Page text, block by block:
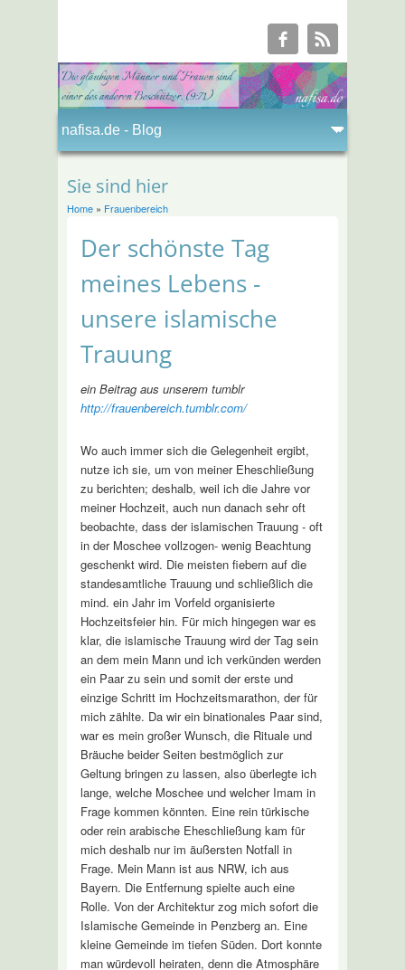
Sie sind hier
Home» Frauenbereich
Der schönste Tag
meines Lebens -
unsere islamische
Trauung
ein Beitrag aus unserem tumblr
http://frauenbereich.tumblr.com/
Wo auch immer sich die Gelegenheit ergibt,
nutze ich sie, um von meiner Eheschließung
zu berichten; deshalb, weil ich die Jahre vor
meiner Hochzeit, auch nun danach sehr oft
beobachte, dass der islamischen Trauung - oft
in der Moschee vollzogen- wenig Beachtung
geschenkt wird. Die meisten fiebern auf die
standesamtliche Trauung und schließlich die
mind. ein Jahr im Vorfeld organisierte
Hochzeitsfeier hin. Für mich hingegen war es
klar, die islamische Trauung wird der Tag sein
an dem mein Mann und ich verkünden werden
ein Paar zu sein und somit der erste und
einzige Schritt im Hochzeitsmarathon, der für
mich zählte. Da wir ein binationales Paar sind,
war es mein großer Wunsch, die Rituale und
Bräuche beider Seiten bestmöglich zur
Geltung bringen zu lassen, also überlegte ich
lange, welche Moschee und welcher Imam in
Frage kommen könnten. Eine rein türkische
oder rein arabische Eheschließung kam für
mich deshalb nur im äußersten Notfall in
Frage. Mein Mann ist aus NRW, ich aus
Bayern. Die Entfernung spielte auch eine
Rolle. Von der Architektur zog mich sofort die
Islamische Gemeinde in Penzberg an. Eine
kleine Gemeinde im tiefen Süden. Dort konnte
man würdevoll heiraten, denn die Atmosphäre